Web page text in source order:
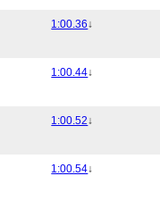
1:00.36↓
1:00.44↓
1:00.52↓
1:00.54↓